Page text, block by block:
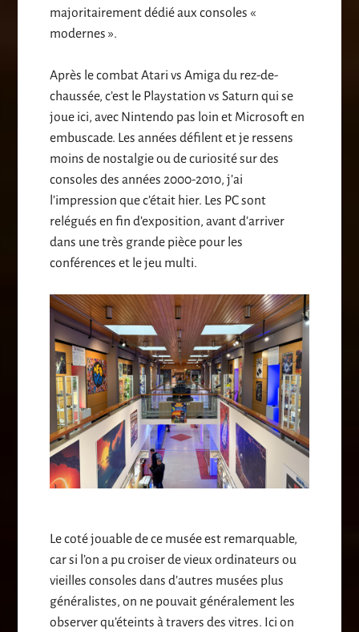
majoritairement dédié aux consoles «
modernes ».
Après le combat Atari vs Amiga du rez-de-
chaussée, c’est le Playstation vs Saturn qui se
joue ici, avec Nintendo pas loin et Microsoft en
embuscade. Les années défilent et je ressens
moins de nostalgie ou de curiosité sur des
consoles des années 2000-2010, j’ai
l’impression que c’était hier. Les PC sont
relégués en fin d’exposition, avant d’arriver
dans une très grande pièce pour les
conférences et le jeu multi.
Le coté jouable de ce musée est remarquable,
car si l’on a pu croiser de vieux ordinateurs ou
vieilles consoles dans d’autres musées plus
généralistes, on ne pouvait généralement les
observer qu’éteints à travers des vitres. Ici on